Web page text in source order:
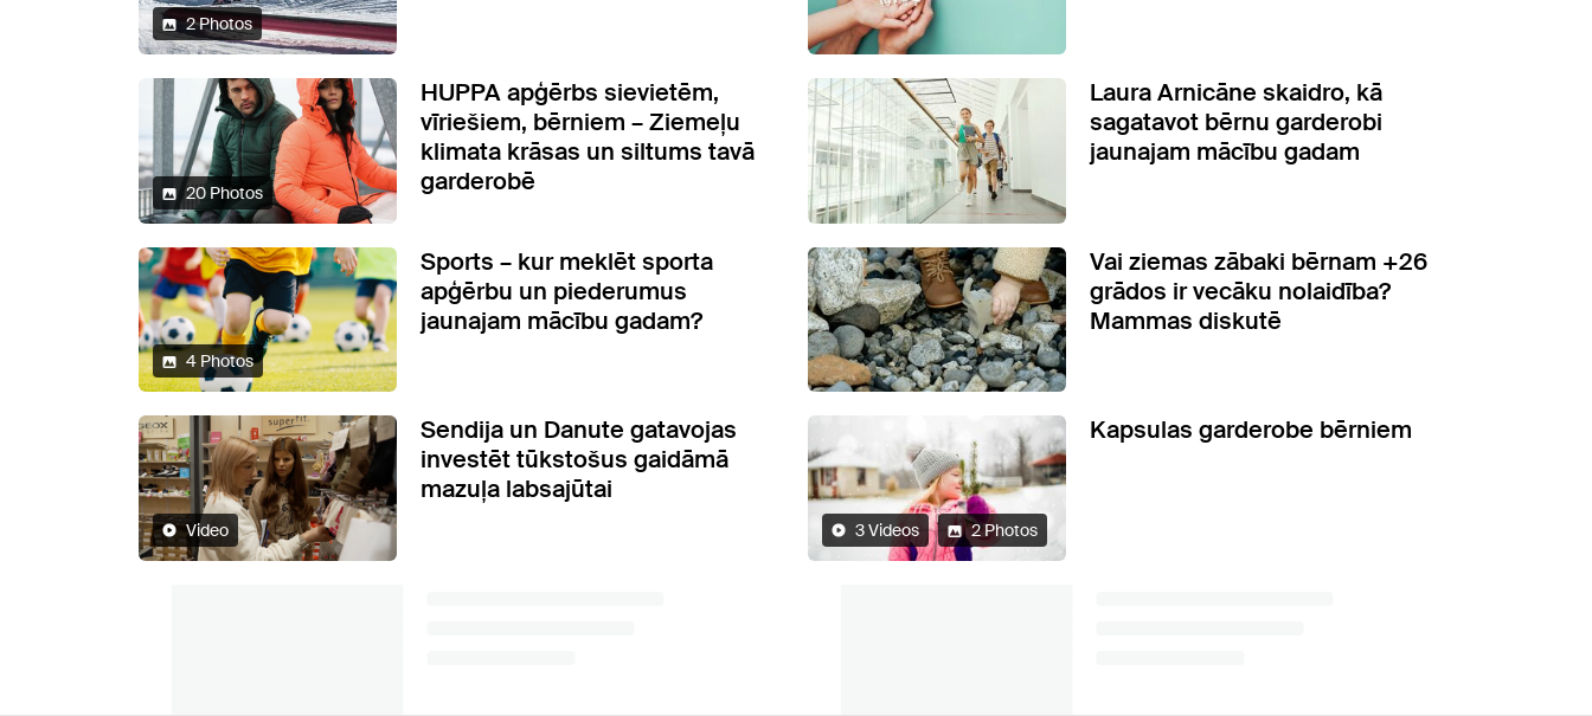
2 Photos
20 Photos
HUPPA apģērbs sievietēm,
vīriešiem, bērniem – Ziemeļu
klimata krāsas un siltums tavā
garderobē
Laura Arnicāne skaidro, kā
sagatavot bērnu garderobi
jaunajam mācību gadam
4 Photos
Sports – kur meklēt sporta
apģērbu un piederumus
jaunajam mācību gadam?
Vai ziemas zābaki bērnam +26
grādos ir vecāku nolaidība?
Mammas diskutē
Video
Sendija un Danute gatavojas
investēt tūkstošus gaidāmā
mazuļa labsajūtai
3 Videos 2 Photos
Kapsulas garderobe bērniem